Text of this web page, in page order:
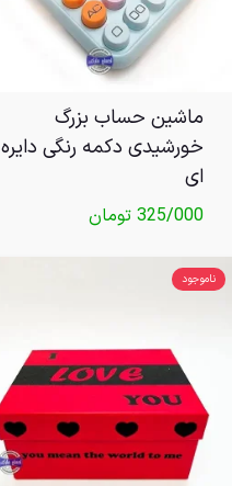
ماشین حساب بزرگ
خورشیدی دکمه رنگی دایره
ای
325/000 تومان
ناموجود